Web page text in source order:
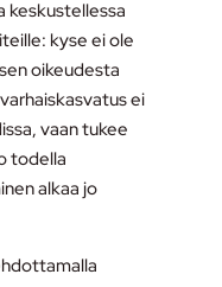
keskustellessa
kyse ei ole
oikeudesta
ei
vaan tukee
todella
alkaa jo